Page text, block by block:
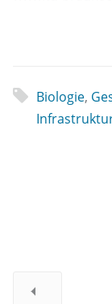
Biologie,